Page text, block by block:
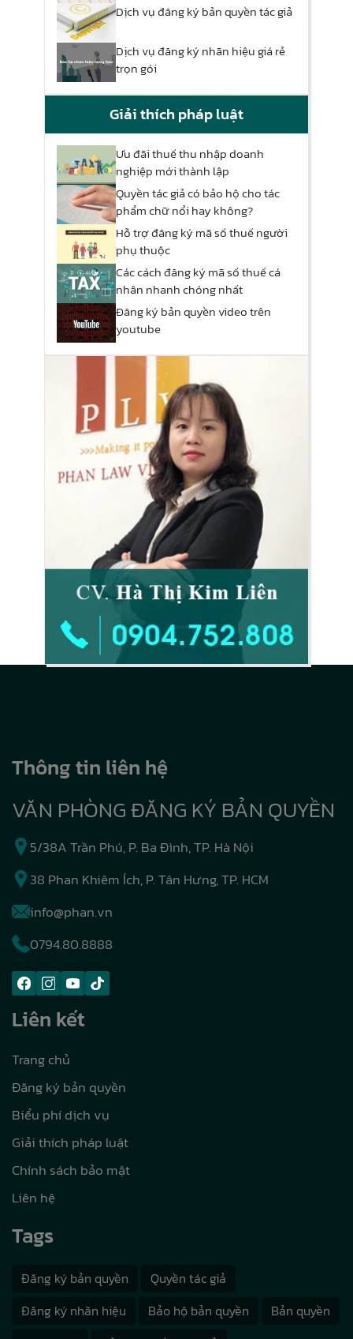
Dịch vụ đăng ký bản quyền tác giả
Dịch vụ đăng ký nhãn hiệu giá rẻ
trọn gói
Giải thích pháp luật
Ưu đãi thuế thu nhập doanh
nghiệp mới thành lập
Quyền tác giả có bảo hộ cho tác
phẩm chữ nổi hay không?
Hỗ trợ đăng ký mã số thuế người
phụ thuộc
Các cách đăng ký mã số thuế cá
nhân nhanh chóng nhất
Đăng ký bản quyền video trên
youtube
Thông tin liên hệ
VĂN PHÒNG ĐĂNG KÝ BẢN QUYỀN
5/38A Trần Phú, P. Ba Đình, TP. Hà Nội
38 Phan Khiêm Ích, P. Tân Hưng, TP. HCM
info@phan.vn
0794.80.8888
Liên kết
Trang chủ
Đăng ký bản quyền
Biểu phí dịch vụ
Giải thích pháp luật
Chính sách bảo mật
Liên hệ
Tags
Đăng ký bản quyền
Quyền tác giả
Đăng ký nhãn hiệu
Bảo hộ bản quyền
Bản quyền